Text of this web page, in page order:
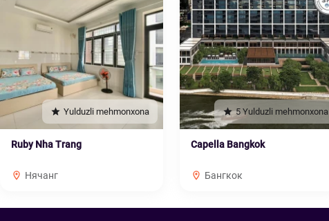
Yulduzli mehmonxona
Ruby Nha Trang
Нячанг
5 Yulduzli mehmonxona
Capella Bangkok
Бангкок